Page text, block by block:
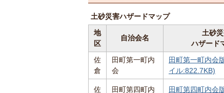
土砂災害ハザードマップ
地
区
自治会名
土砂
ハザード
佐
倉
田町第一町内
会
田町第一町内会
イル:822.7KB)
佐
田町第四町内
田町第四町内会